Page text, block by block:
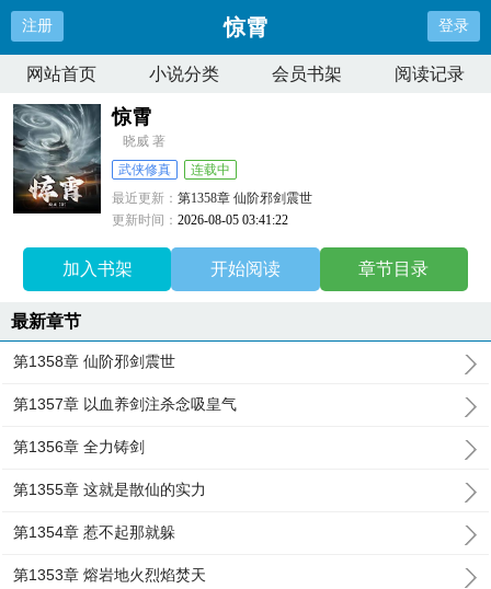
注册 惊霄 登录
网站首页 小说分类 会员书架 阅读记录
惊霄
晓威 著
武侠修真
连载中
最近更新：第1358章 仙阶邪剑震世
更新时间：2026-08-05 03:41:22
加入书架 开始阅读 章节目录
最新章节
第1358章 仙阶邪剑震世
第1357章 以血养剑注杀念吸皇气
第1356章 全力铸剑
第1355章 这就是散仙的实力
第1354章 惹不起那就躲
第1353章 熔岩地火烈焰焚天